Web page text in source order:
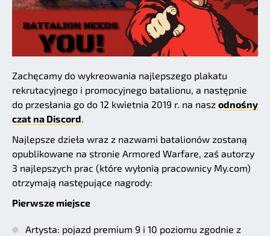
Zachęcamy do wykreowania najlepszego plakatu
rekrutacyjnego i promocyjnego batalionu, a następnie
do przesłania go do 12 kwietnia 2019 r. na nasz odnośny
czat na Discord.
Najlepsze dzieła wraz z nazwami batalionów zostaną
opublikowane na stronie Armored Warfare, zaś autorzy
3 najlepszych prac (które wyłonią pracownicy My.com)
otrzymają następujące nagrody:
Pierwsze miejsce
Artysta: pojazd premium 9 i 10 poziomu zgodnie z